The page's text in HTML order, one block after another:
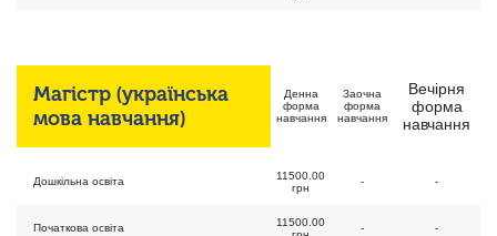
Магістр (українська
мова навчання)
Денна
форма
навчання
Заочна
форма
навчання
Вечірня
форма
навчання
Дошкільна освіта
11500.00
грн
- -
Початкова освіта
11500.00
- -